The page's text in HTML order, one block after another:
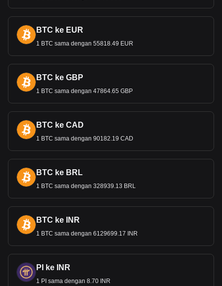
BTC ke EUR
1 BTC sama dengan 55818.49 EUR
BTC ke GBP
1 BTC sama dengan 47864.65 GBP
BTC ke CAD
1 BTC sama dengan 90182.19 CAD
BTC ke BRL
1 BTC sama dengan 328939.13 BRL
BTC ke INR
1 BTC sama dengan 6129699.17 INR
PI ke INR
1 PI sama dengan 8.70 INR